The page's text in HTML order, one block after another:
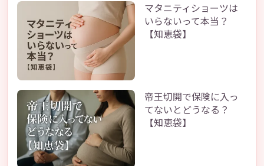
マタニティショーツは
いらないって本当？
【知恵袋】
帝王切開で保険に入っ
てないとどうなる？
【知恵袋】